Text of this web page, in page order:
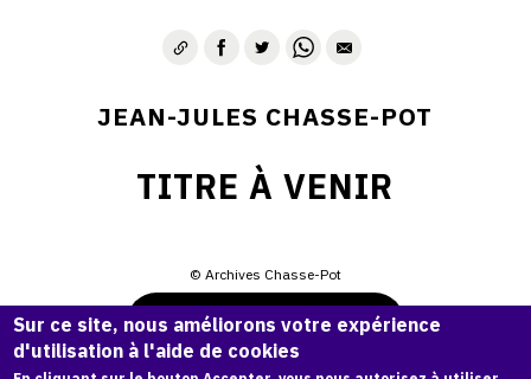
JEAN-JULES CHASSE-POT
TITRE À VENIR
© Archives Chasse-Pot
Demande d'information
Sur ce site, nous améliorons votre expérience
d'utilisation à l'aide de cookies